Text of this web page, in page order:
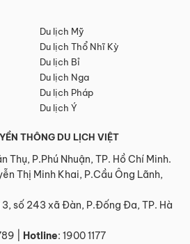
Du lịch Mỹ
Du lịch Thổ Nhĩ Kỳ
Du lịch Bỉ
Du lịch Nga
Du lịch Pháp
Du lịch Ý
THÔNG DU LỊCH VIỆT
Thụ, P.Phú Nhuận, TP. Hồ Chí Minh.
Thị Minh Khai, P.Cầu Ông Lãnh,
số 243 xã Đàn, P.Đống Đa, TP. Hà
Hotline: 1900 1177